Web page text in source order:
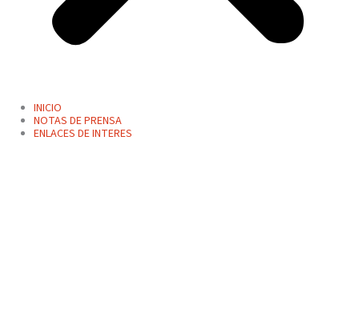
INICIO
NOTAS DE PRENSA
ENLACES DE INTERES